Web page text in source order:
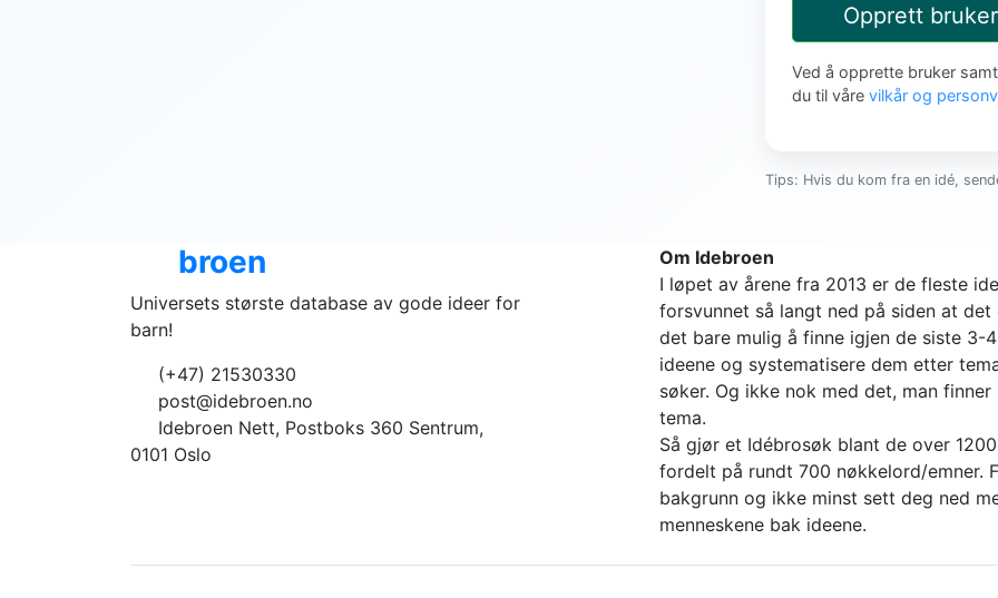
Opprett bruker
Ved å opprette bruker
du til våre vilkår og
Tips: Hvis du kom fra en idé,
broen
Universets største database av gode ideer for
barn!
(+47) 21530330
post@idebroen.no
Idebroen Nett, Postboks 360 Sentrum,
0101 Oslo
Om Idebroen
I løpet av årene fra 2013 er de fleste
forsvunnet så langt ned på siden at
det bare mulig å finne igjen de siste 3-
ideene og systematisere dem etter
søker. Og ikke nok med det, man
tema.
Så gjør et Idébrosøk blant de over
fordelt på rundt 700 nøkkelord/emner.
bakgrunn og ikke minst sett deg ned
menneskene bak ideene.